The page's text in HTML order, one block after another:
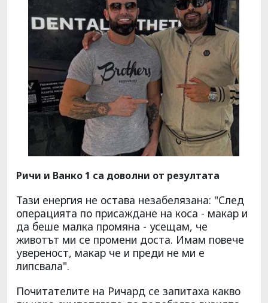
Ричи и Ванко 1 са доволни от резултата
Тази енергия не остава незабелязана: "След
операцията по присаждане на коса - макар и
да беше малка промяна - усещам, че
животът ми се промени доста. Имам повече
увереност, макар че и преди не ми е
липсвала".
Почитателите на Ричард се запитаха какво